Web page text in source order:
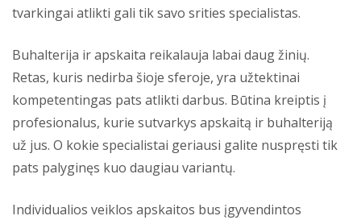
tvarkingai atlikti gali tik savo srities specialistas.
Buhalterija ir apskaita reikalauja labai daug žinių.
Retas, kuris nedirba šioje sferoje, yra užtektinai
kompetentingas pats atlikti darbus. Būtina kreiptis į
profesionalus, kurie sutvarkys apskaitą ir buhalteriją
už jus. O kokie specialistai geriausi galite nuspręsti tik
pats palyginęs kuo daugiau variantų.
Individualios veiklos apskaitos bus įgyvendintos